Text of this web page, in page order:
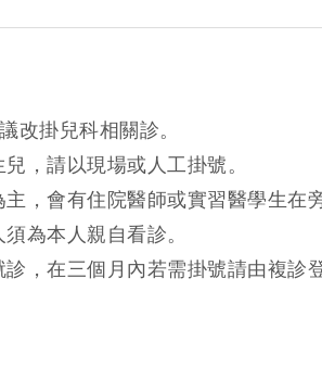
改掛兒科相關診。
，請以現場或人工掛號。
，會有住院醫師或實習醫學生在
為本人親自看診。
，在三個月內若需掛號請由複診